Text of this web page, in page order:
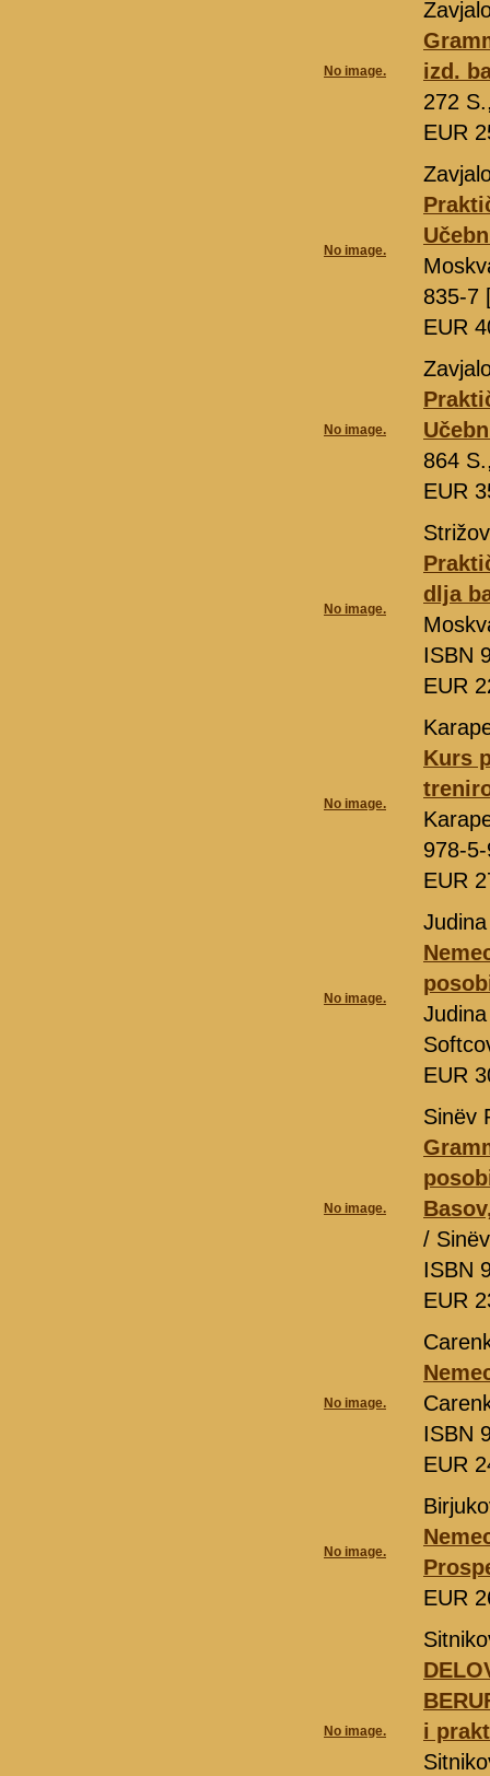
No image.
izd.
272
EUR
No image.
835-7
EUR
No image.
864
EUR
No image.
dlja
ISBN
EUR
No image.
Kurs
978-
EUR
No image.
EUR
No image.
Sinëv
/
ISBN
EUR
No image.
ISBN
EUR
No image.
EUR
No image.
i